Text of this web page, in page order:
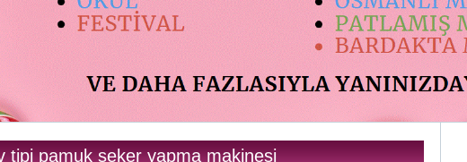
tipi pamuk şeker yapma makinesi